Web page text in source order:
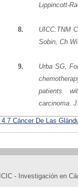
Lippincott-
8.
UICC:TNM
Sobin, Ch
9.
Urba SG,
patients
carcinoma.
4.7 Cáncer De Las
ICIC - Investigación en